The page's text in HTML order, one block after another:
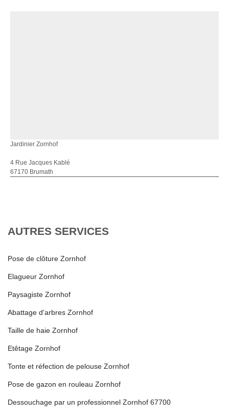
Jardinier Zornhof
4 Rue Jacques Kablé
67170 Brumath
AUTRES SERVICES
Pose de clôture Zornhof
Elagueur Zornhof
Paysagiste Zornhof
Abattage d'arbres Zornhof
Taille de haie Zornhof
Etêtage Zornhof
Tonte et réfection de pelouse Zornhof
Pose de gazon en rouleau Zornhof
Dessouchage par un professionnel Zornhof 67700